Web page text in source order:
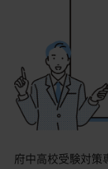
府中高校受験対策